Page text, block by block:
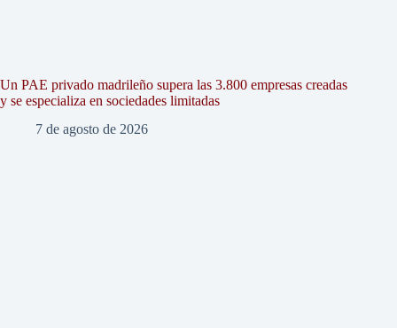
Un PAE privado madrileño supera las 3.800 empresas creadas
y se especializa en sociedades limitadas
7 de agosto de 2026